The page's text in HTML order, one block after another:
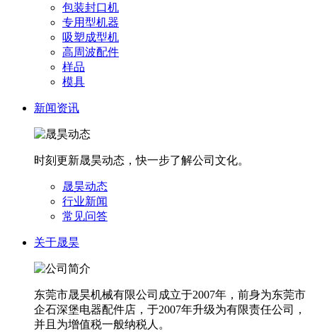
包装封口机
专用型机器
吸塑成型机
高周波配件
样品
模具
新闻资讯
时刻更新晟昊动态，快一步了解公司文化。
晟昊动态
行业新闻
常见问答
关于晟昊
东莞市晟昊机械有限公司成立于2007年，前身为东莞市
企石深堡电器配件店，于2007年升级为有限责任公司，
并且为增值税一般纳税人。